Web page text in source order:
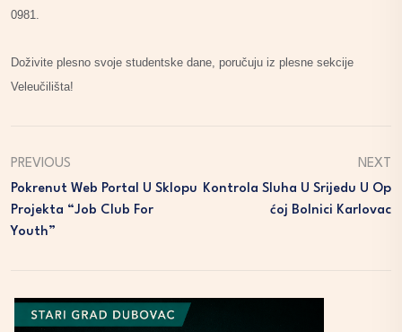
0981.
Doživite plesno svoje studentske dane, poručuju iz plesne sekcije
Veleučilišta!
PREVIOUS
Pokrenut Web Portal U Sklopu
Projekta “Job Club For
Youth”
NEXT
Kontrola Sluha U Srijedu U Op
Ćoj Bolnici Karlovac